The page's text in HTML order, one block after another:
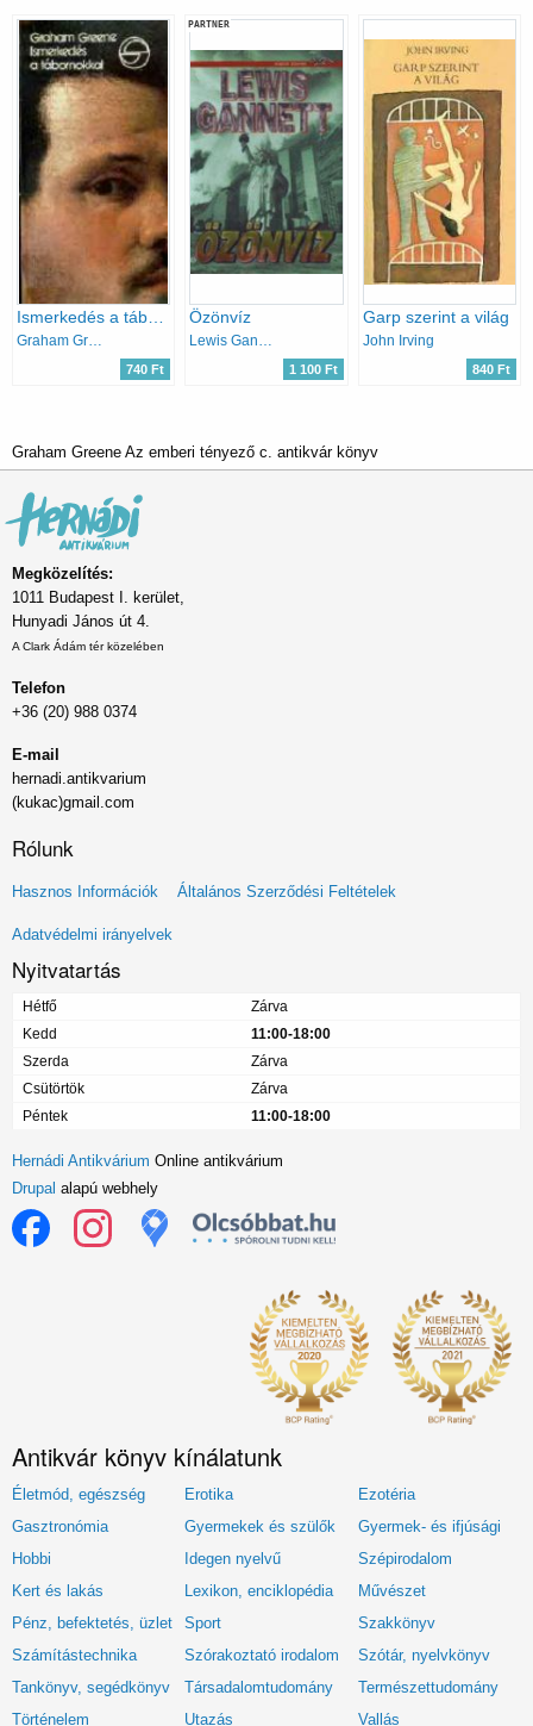
Graham Greene
740 Ft
PARTNER
Özönvíz
Lewis Gannett
1 100 Ft
Garp szerint a világ
John Irving
840 Ft
Graham Greene Az emberi tényező c. antikvár könyv
Megközelítés:
1011 Budapest I. kerület,
Hunyadi János út 4.
A Clark Ádám tér közelében
Telefon
+36 (20) 988 0374
E-mail
hernadi.antikvarium
(kukac)gmail.com
Rólunk
Lábléc
menü
Hasznos Információk Általános Szerződési Feltételek
Adatvédelmi irányelvek
Nyitvatartás
Hétfő
Zárva
Kedd
11:00-18:00
Szerda
Zárva
Csütörtök
Zárva
Péntek
11:00-18:00
Hernádi Antikvárium Online antikvárium
Drupal alapú webhely
Antikvár könyv kínálatunk
Életmód, egészség Erotika
Ezotéria
Gasztronómia
Gyermekek és szülők
Gyermek- és ifjúsági
Hobbi
Idegen nyelvű
Szépirodalom
Kert és lakás
Lexikon, enciklopédia
Művészet
Pénz, befektetés, üzlet
Sport
Szakkönyv
Számítástechnika
Szórakoztató irodalom
Szótár, nyelvkönyv
Tankönyv, segédkönyv
Társadalomtudomány
Természettudomány
Történelem
Utazás Vallás